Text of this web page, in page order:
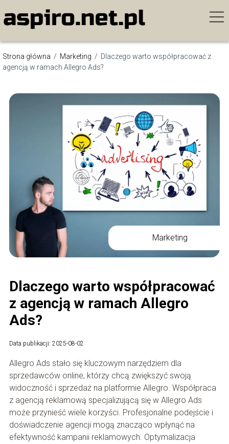
Strona główna / Marketing / Dlaczego warto współpracować z
agencją w ramach Allegro Ads?
Marketing
Dlaczego warto współpracować
z agencją w ramach Allegro
Ads?
Data publikacji: 2025-08-02
Allegro Ads stało się kluczowym narzędziem dla
sprzedawców online, którzy chcą zwiększyć swoją
widoczność i sprzedaż na platformie Allegro. Współpraca
z agencją reklamową specjalizującą się w Allegro Ads
może przynieść wiele korzyści. Profesjonalne podejście i
doświadczenie agencji mogą znacząco wpłynąć na
efektywność kampanii reklamowych. Optymalizacja